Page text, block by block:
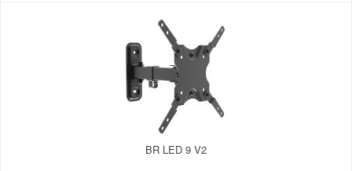
BR LED 9 V2